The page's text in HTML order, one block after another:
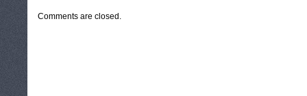
Comments are closed.